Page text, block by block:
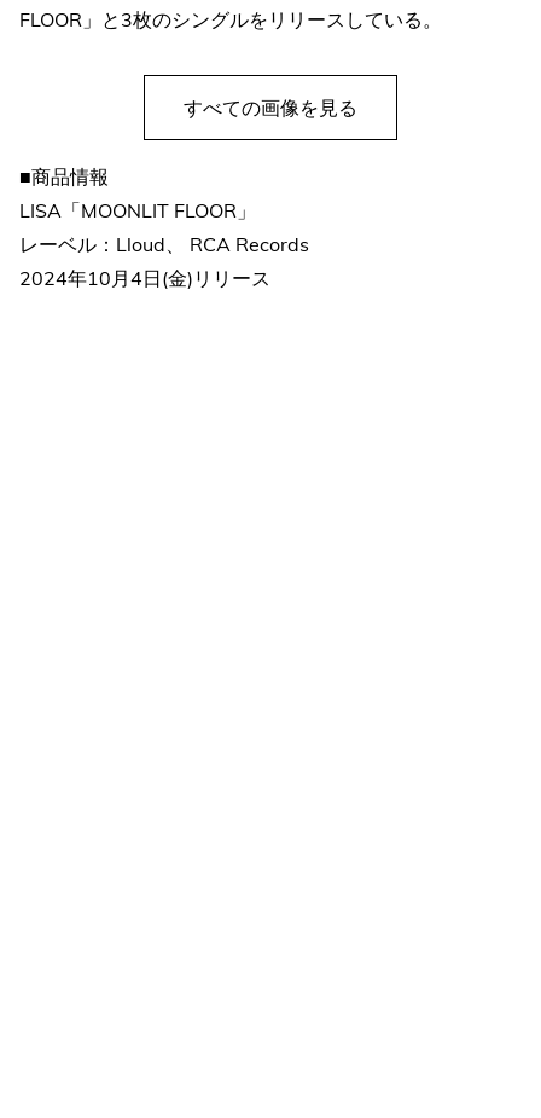
FLOOR」と3枚のシングルをリリースしている。
すべての画像を見る
■商品情報
LISA「MOONLIT FLOOR」
レーベル：Lloud、 RCA Records
2024年10月4日(金)リリース